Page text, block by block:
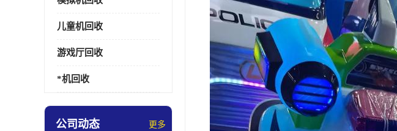
儿童机回收
游戏厅回收
*机回收
公司动态 更多